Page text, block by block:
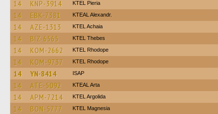
14 KNP-3914 KTEL Pieria
14 EBK-7381 KTEAL Alexandr.
14 AZE-1313 KTEL Achaia
14 BIZ-6565 KTEL Thebes
14 KOM-2662 KTEL Rhodope
14 KOM-9737 KTEL Rhodope
14 YN-8414 ISAP
14 ATE-5092 KTEAL Arta
14 APM-7214 KTEL Argolida
14 BON-5777 ΚΤΕL Magnesia